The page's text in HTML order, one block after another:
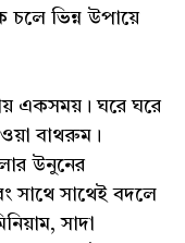
চলে ভিন্ন উপায়ে
একসময়। ঘরে ঘরে
বাথরুম।
উনুনের
সাথে সাথেই বদলে
সাদা